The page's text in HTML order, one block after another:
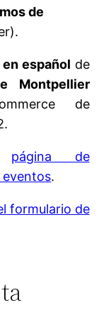
de
español de
Montpellier
de
página de
.
formulario de